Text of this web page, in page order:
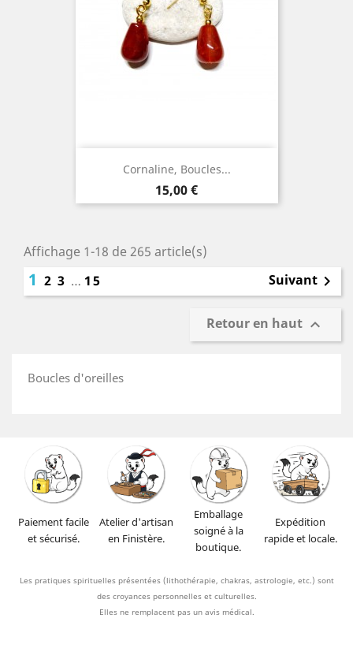
Cornaline, Boucles...
Prix
15,00 €
Affichage 1-18 de 265 article(s)
1 2 3 … 15 Suivant 
Retour en haut 
Boucles d'oreilles
Paiement facile
et sécurisé.
Atelier d'artisan
en Finistère.
Emballage
soigné à la
boutique.
Expédition
rapide et locale.
Les pratiques spirituelles présentées (lithothérapie, chakras, astrologie, etc.) sont
des croyances personnelles et culturelles.
Elles ne remplacent pas un avis médical.